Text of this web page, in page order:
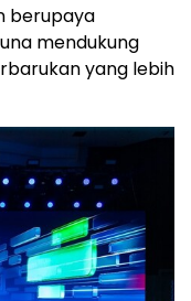
berupaya
mendukung
yang lebih